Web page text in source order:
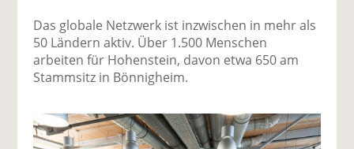
Das globale Netzwerk ist inzwischen in mehr als
50 Ländern aktiv. Über 1.500 Menschen
arbeiten für Hohenstein, davon etwa 650 am
Stammsitz in Bönnigheim.